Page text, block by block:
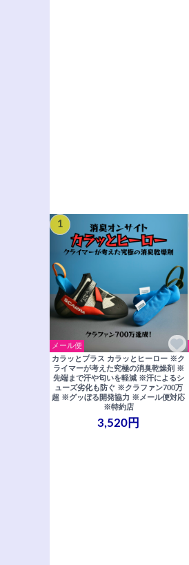
1
メール便
カラッとプラス カラッとヒーロー ※ク
ライマーが考えた究極の消臭乾燥剤 ※
先端まで汗や匂いを軽減 ※汗によるシ
ューズ劣化も防ぐ ※クラファン700万
超 ※グッぼる開発協力 ※メール便対応
※特約店
3,520円